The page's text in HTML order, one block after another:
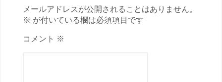
メールアドレスが公開されることはありません。
※ が付いている欄は必須項目です
コメント ※